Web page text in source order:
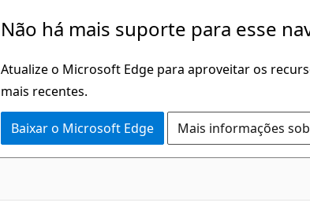
Não há mais suporte para esse
Atualize o Microsoft Edge para aproveitar os
mais recentes.
Baixar o Microsoft Edge Mais informações